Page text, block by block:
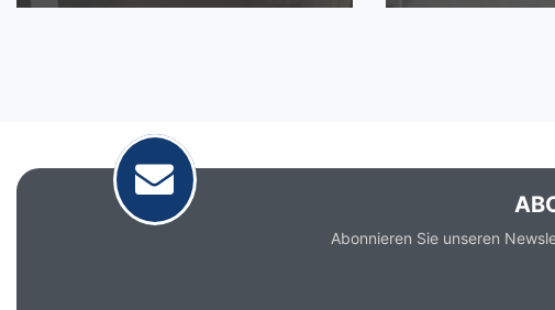
Abonnieren Sie unseren